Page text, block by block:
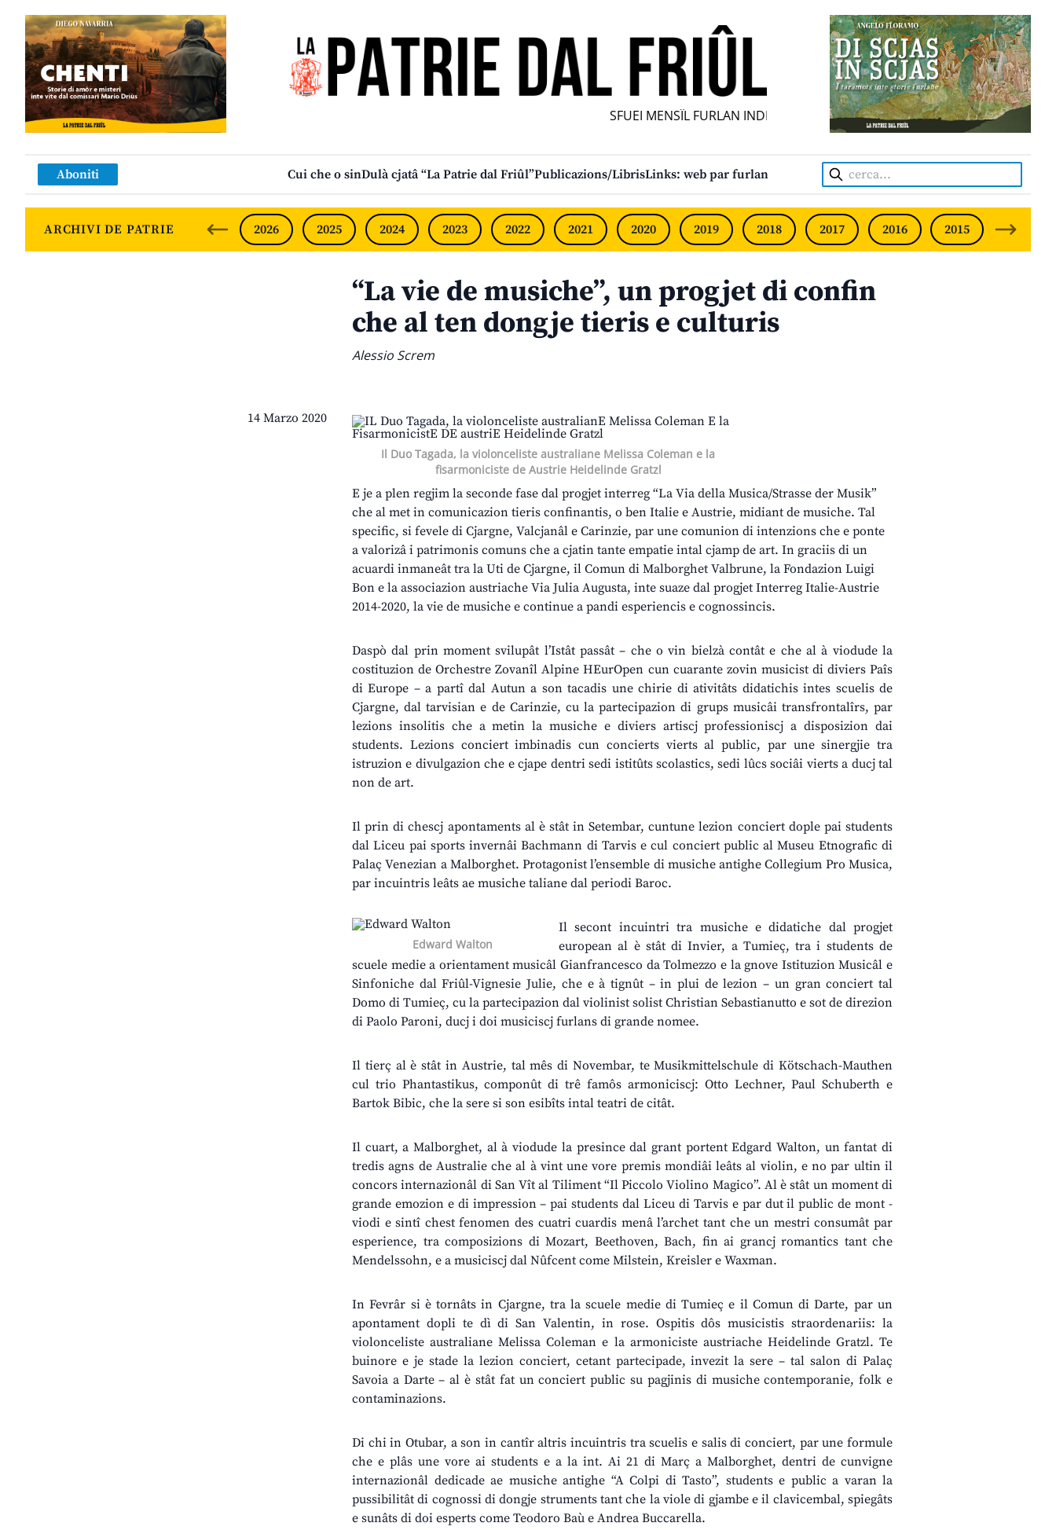
SFUEI MENSÎL FURLAN INDIPENDENT • INDEPENDENT FRIULIAN MONTHLY •
Aboniti Cui che o sinDulà cjatâ “La Patrie dal Friûl”Publicazions/LibrisLinks: web par furlan Cerca:
ARCHIVI DE PATRIE 2026 2025 2024 2023 2022 2021 2020 2019 2018 2017 2016 2015 2014
“La vie de musiche”, un progjet di confin
che al ten dongje tieris e culturis
Alessio Screm
14 Marzo 2020
Il Duo Tagada, la violonceliste australiane Melissa Coleman e la
fisarmoniciste de Austrie Heidelinde Gratzl
E je a plen regjim la seconde fase dal progjet interreg “La Via della Musica/Strasse der Musik”
che al met in comunicazion tieris confinantis, o ben Italie e Austrie, midiant de musiche. Tal
specific, si fevele di Cjargne, Valcjanâl e Carinzie, par une comunion di intenzions che e ponte
a valorizâ i patrimonis comuns che a cjatin tante empatie intal cjamp de art. In graciis di un
acuardi inmaneât tra la Uti de Cjargne, il Comun di Malborghet Valbrune, la Fondazion Luigi
Bon e la associazion austriache Via Julia Augusta, inte suaze dal progjet Interreg Italie-Austrie
2014-2020, la vie de musiche e continue a pandi esperiencis e cognossincis.
Daspò dal prin moment svilupât l’Istât passât – che o vin bielzà contât e che al à viodude la
costituzion de Orchestre Zovanîl Alpine HEurOpen cun cuarante zovin musicist di diviers Paîs
di Europe – a partî dal Autun a son tacadis une chirie di ativitâts didatichis intes scuelis de
Cjargne, dal tarvisian e de Carinzie, cu la partecipazion di grups musicâi transfrontalîrs, par
lezions insolitis che a metin la musiche e diviers artiscj professioniscj a disposizion dai
students. Lezions conciert imbinadis cun concierts vierts al public, par une sinergjie tra
istruzion e divulgazion che e cjape dentri sedi istitûts scolastics, sedi lûcs sociâi vierts a ducj tal
non de art.
Il prin di chescj apontaments al è stât in Setembar, cuntune lezion conciert dople pai students
dal Liceu pai sports invernâi Bachmann di Tarvis e cul conciert public al Museu Etnografic di
Palaç Venezian a Malborghet. Protagonist l’ensemble di musiche antighe Collegium Pro Musica,
par incuintris leâts ae musiche taliane dal periodi Baroc.
Edward Walton
Il secont incuintri tra musiche e didatiche dal progjet
european al è stât di Invier, a Tumieç, tra i students de
scuele medie a orientament musicâl Gianfrancesco da Tolmezzo e la gnove Istituzion Musicâl e
Sinfoniche dal Friûl-Vignesie Julie, che e à tignût – in plui de lezion – un gran conciert tal
Domo di Tumieç, cu la partecipazion dal violinist solist Christian Sebastianutto e sot de direzion
di Paolo Paroni, ducj i doi musiciscj furlans di grande nomee.
Il tierç al è stât in Austrie, tal mês di Novembar, te Musikmittelschule di Kötschach-Mauthen
cul trio Phantastikus, componût di trê famôs armoniciscj: Otto Lechner, Paul Schuberth e
Bartok Bibic, che la sere si son esibîts intal teatri de citât.
Il cuart, a Malborghet, al à viodude la presince dal grant portent Edgard Walton, un fantat di
tredis agns de Australie che al à vint une vore premis mondiâi leâts al violin, e no par ultin il
concors internazionâl di San Vît al Tiliment “Il Piccolo Violino Magico”. Al è stât un moment di
grande emozion e di impression – pai students dal Liceu di Tarvis e par dut il public de mont -
viodi e sintî chest fenomen des cuatri cuardis menâ l’archet tant che un mestri consumât par
esperience, tra composizions di Mozart, Beethoven, Bach, fin ai grancj romantics tant che
Mendelssohn, e a musiciscj dal Nûfcent come Milstein, Kreisler e Waxman.
In Fevrâr si è tornâts in Cjargne, tra la scuele medie di Tumieç e il Comun di Darte, par un
apontament dopli te dì di San Valentin, in rose. Ospitis dôs musicistis straordenariis: la
violonceliste australiane Melissa Coleman e la armoniciste austriache Heidelinde Gratzl. Te
buinore e je stade la lezion conciert, cetant partecipade, invezit la sere – tal salon di Palaç
Savoia a Darte – al è stât fat un conciert public su pagjinis di musiche contemporanie, folk e
contaminazions.
Di chi in Otubar, a son in cantîr altris incuintris tra scuelis e salis di conciert, par une formule
che e plâs une vore ai students e a la int. Ai 21 di Març a Malborghet, dentri de cunvigne
internazionâl dedicade ae musiche antighe “A Colpi di Tasto”, students e public a varan la
pussibilitât di cognossi di dongje struments tant che la viole di gjambe e il clavicembal, spiegâts
e sunâts di doi esperts come Teodoro Baù e Andrea Buccarella.